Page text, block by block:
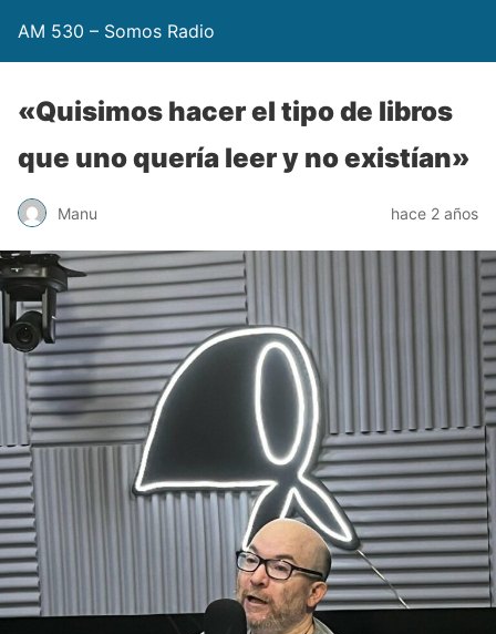
AM 530 – Somos Radio
«Quisimos hacer el tipo de libros
que uno quería leer y no existían»
Manu hace 2 años